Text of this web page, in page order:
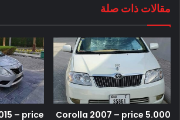
مقالات ذات صلة
Corolla 2007 – price 5.000
– price